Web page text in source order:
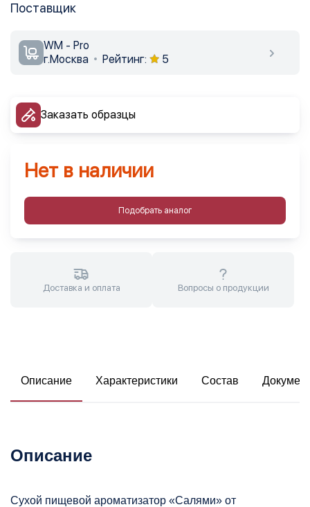
Поставщик
WM - Pro
г.Москва
Рейтинг: 5
Заказать образцы
Нет в наличии
Подобрать аналог
Доставка и оплата Вопросы о продукции
Описание Характеристики Состав
Описание
Сухой пищевой ароматизатор «Салями» от